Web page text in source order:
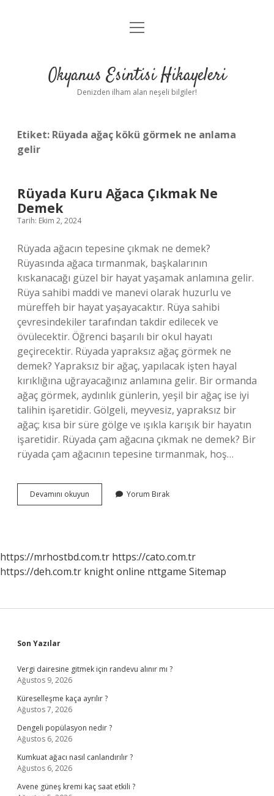
Anasayfa
Yasal Uyarı
menüyü
Okyanus Esintisi Hikayeleri
Denizden ilham alan neşeli bilgiler!
Etiket: Rüyada ağaç kökü görmek ne anlama
gelir
Rüyada Kuru Ağaca Çıkmak Ne
Demek
Tarih: Ekim 2, 2024
Rüyada ağacın tepesine çıkmak ne demek?
Rüyasında ağaca tırmanmak, başkalarının
kıskanacağı güzel bir hayat yaşamak anlamına gelir.
Rüya sahibi maddi ve manevi olarak huzurlu ve
müreffeh bir hayat yaşayacaktır. Rüya sahibi
çevresindekiler tarafından takdir edilecek ve
övülecektir. Öğrenci başarılı bir okul hayatı
geçirecektir. Rüyada yapraksız ağaç görmek ne
demek? Yapraksız bir ağaç, yapılacak işten hayal
kırıklığına uğrayacağınız anlamına gelir. Bir ormanda
ağaç görmek, aydınlık günlerin, yeşil bir ağaç ise iyi
talihin işaretidir. Gölgeli, meyvesiz, yapraksız bir
ağaç; kısa bir süre gölge ve ışıkla karışık bir hayatın
işaretidir. Rüyada çam ağacına çıkmak ne demek? Bir
rüyada çam ağacının tepesine tırmanmak, hoş…
Devamını okuyun
Kuru
Yorum Bırak
https://mrhostbd.com.tr https://cato.com.tr
https://deh.com.tr knight online nttgame Sitemap
Sidebar
Son Yazılar
Vergi dairesine gitmek için randevu alınır mı ?
Ağustos 9, 2026
Küreselleşme kaça ayrılır ?
Ağustos 7, 2026
Dengeli popülasyon nedir ?
Ağustos 6, 2026
Kumkuat ağacı nasıl canlandırılır ?
Ağustos 6, 2026
Avene güneş kremi kaç saat etkili ?